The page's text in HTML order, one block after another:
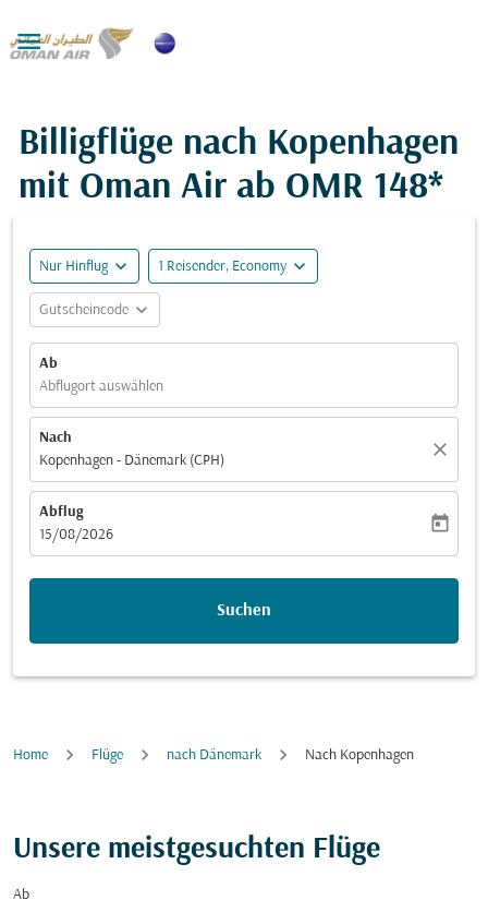

Billigflüge nach Kopenhagen
mit Oman Air ab OMR 148*
Nur Hinflug expand_more 1 Reisender, Economy expand_more
Gutscheincode expand_more
Ab
Abflugort auswählen
Nach
Kopenhagen - Dänemark (CPH)
close
Abflug
fc-booking-departure-date-aria-label
15/08/2026
today
Suchen
Home Flüge nach Dänemark Nach Kopenhagen
Unsere meistgesuchten Flüge
Ab